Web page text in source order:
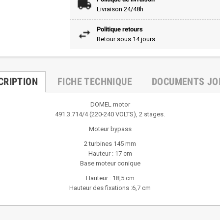
Livraison 24/48h
Politique retours
Retour sous 14 jours
FICHE TECHNIQUE DOCUMENTS
DOMEL motor
491.3.714/4 (220-240 VOLTS), 2 stages.
Moteur bypass
2 turbines 145 mm
Hauteur : 17 cm
Base moteur conique
Hauteur : 18,5 cm
Hauteur des fixations :6,7 cm